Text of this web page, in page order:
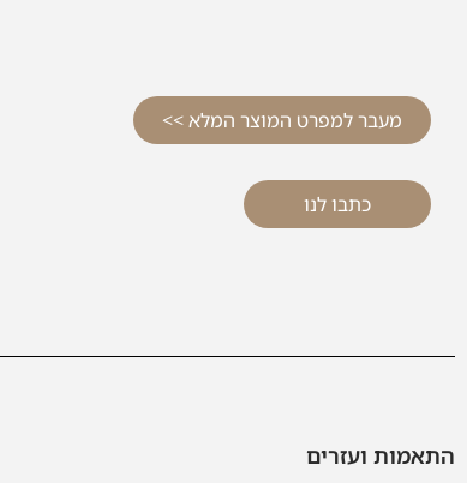
מעבר למפרט המוצר המלא >>
כתבו לנו
התאמות ועזרים